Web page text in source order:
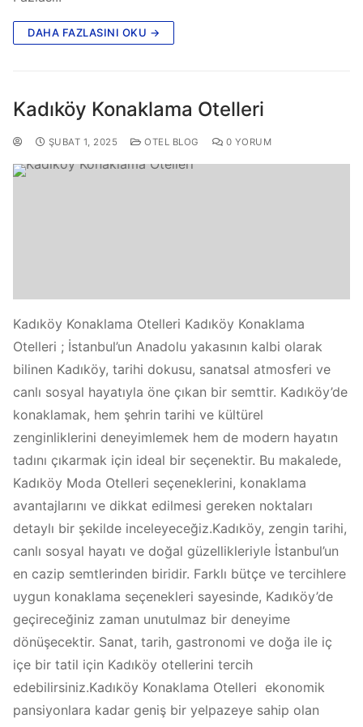
DAHA FAZLASINI OKU →
Kadıköy Konaklama Otelleri
ŞUBAT 1, 2025 OTEL BLOG 0 YORUM
Kadıköy Konaklama Otelleri Kadıköy Konaklama
Otelleri ; İstanbul’un Anadolu yakasının kalbi olarak
bilinen Kadıköy, tarihi dokusu, sanatsal atmosferi ve
canlı sosyal hayatıyla öne çıkan bir semttir. Kadıköy’de
konaklamak, hem şehrin tarihi ve kültürel
zenginliklerini deneyimlemek hem de modern hayatın
tadını çıkarmak için ideal bir seçenektir. Bu makalede,
Kadıköy Moda Otelleri seçeneklerini, konaklama
avantajlarını ve dikkat edilmesi gereken noktaları
detaylı bir şekilde inceleyeceğiz.Kadıköy, zengin tarihi,
canlı sosyal hayatı ve doğal güzellikleriyle İstanbul’un
en cazip semtlerinden biridir. Farklı bütçe ve tercihlere
uygun konaklama seçenekleri sayesinde, Kadıköy’de
geçireceğiniz zaman unutulmaz bir deneyime
dönüşecektir. Sanat, tarih, gastronomi ve doğa ile iç
içe bir tatil için Kadıköy otellerini tercih
edebilirsiniz.Kadıköy Konaklama Otelleri ekonomik
pansiyonlara kadar geniş bir yelpazeye sahip olan